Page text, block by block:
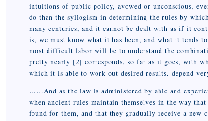
intuitions of public policy, avowed or unconscious,
do than the syllogism in determining the rules by
many centuries, and it cannot be dealt with as if it
is, we must know what it has been, and what it tends
most difficult labor will be to understand the
pretty nearly [2] corresponds, so far as it goes, with
which it is able to work out desired results, depend
……And as the law is administered by able and
when ancient rules maintain themselves in the way
found for them, and that they gradually receive a